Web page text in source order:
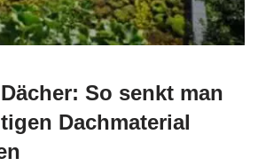
So senkt man
Dachmaterial